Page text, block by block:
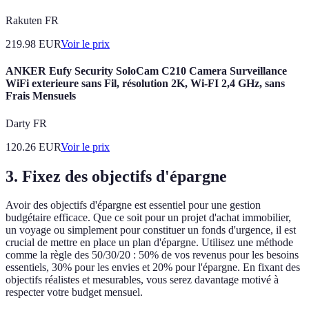
Rakuten FR
219.98 EURVoir le prix
ANKER Eufy Security SoloCam C210 Camera Surveillance
WiFi exterieure sans Fil, résolution 2K, Wi-FI 2,4 GHz, sans
Frais Mensuels
Darty FR
120.26 EURVoir le prix
3. Fixez des objectifs d'épargne
Avoir des objectifs d'épargne est essentiel pour une gestion
budgétaire efficace. Que ce soit pour un projet d'achat immobilier,
un voyage ou simplement pour constituer un fonds d'urgence, il est
crucial de mettre en place un plan d'épargne. Utilisez une méthode
comme la règle des 50/30/20 : 50% de vos revenus pour les besoins
essentiels, 30% pour les envies et 20% pour l'épargne. En fixant des
objectifs réalistes et mesurables, vous serez davantage motivé à
respecter votre budget mensuel.